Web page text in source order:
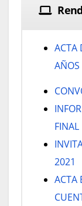
ACTA
AÑOS
FINAL
2021
ACTA